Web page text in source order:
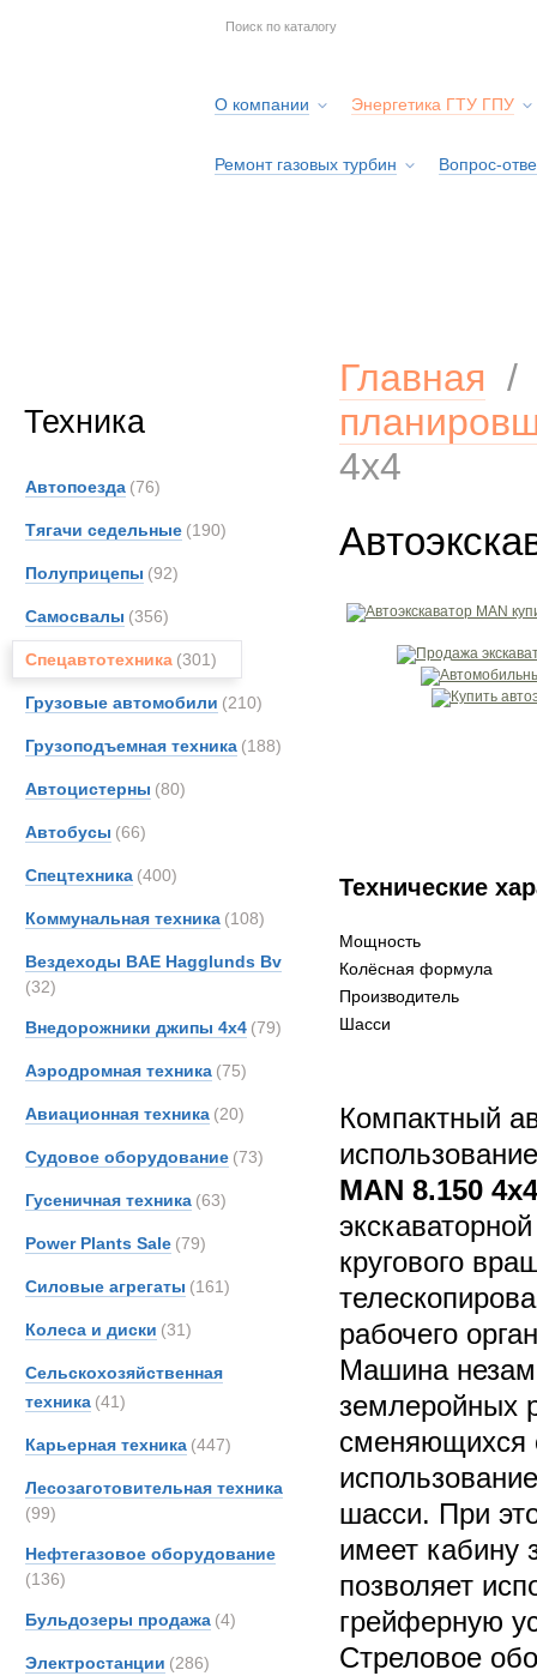
О компании Энергетика ГТУ ГПУ
Ремонт газовых турбин Вопрос-
Техника
Автопоезда (76)
Тягачи седельные (190)
Полуприцепы (92)
Самосвалы (356)
Спецавтотехника (301)
Грузовые автомобили (210)
Грузоподъемная техника (188)
Автоцистерны (80)
Автобусы (66)
Спецтехника (400)
Коммунальная техника (108)
Вездеходы BAE Hagglunds Bv
(32)
Внедорожники джипы 4х4 (79)
Аэродромная техника (75)
Авиационная техника (20)
Судовое оборудование (73)
Гусеничная техника (63)
Power Plants Sale (79)
Силовые агрегаты (161)
Колеса и диски (31)
Сельскохозяйственная
техника (41)
Карьерная техника (447)
Лесозаготовительная техника
(99)
Нефтегазовое оборудование
(136)
Бульдозеры продажа (4)
Электростанции (286)
Главная
4x4
Технические
Мощность
Колёсная формула
Производитель
Шасси
Компактный
MAN 8.150
кругового
рабочего
Машина
землеройных
сменяющихся
шасси. При
имеет кабину
позволяет
грейферную
Стреловое